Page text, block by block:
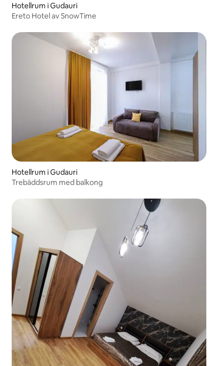
Hotellrum i Gudauri
Ereto Hotel av SnowTime
Hotellrum i Gudauri
Trebäddsrum med balkong